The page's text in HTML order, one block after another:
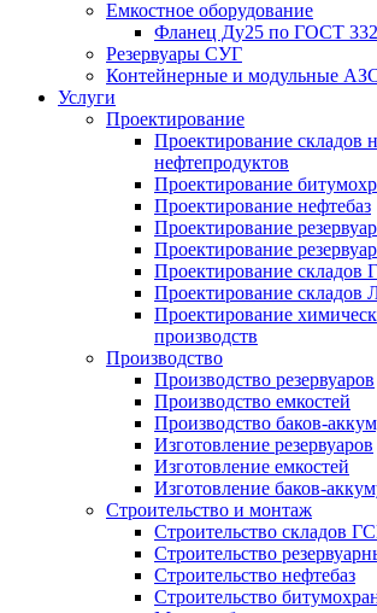
Емкостное оборудование
Фланец Ду25 по ГОСТ
Резервуары СУГ
Контейнерные и модульные
Услуги
Проектирование
Проектирование складов
нефтепродуктов
Проектирование
Проектирование нефтебаз
Проектирование
Проектирование
Проектирование складов
Проектирование
Проектирование
производств
Производство
Производство резервуаров
Производство емкостей
Производство баков-
Изготовление резервуаров
Изготовление емкостей
Изготовление баков-
Строительство и монтаж
Строительство складов
Строительство
Строительство нефтебаз
Строительство